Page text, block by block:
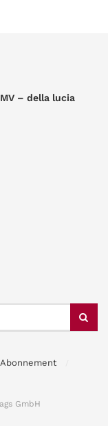
– della lucia
Abonnement
GmbH